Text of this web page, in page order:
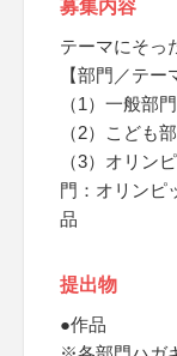
募集内容
テーマにそっ
【部門／テー
（1）一般部
（2）こども
（3）オリン
門：オリンピ
品
提出物
●作品